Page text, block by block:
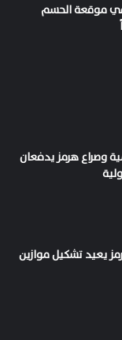
موقعة الحسم
وصراع هرمز يدفعان
يعيد تشكيل موازين